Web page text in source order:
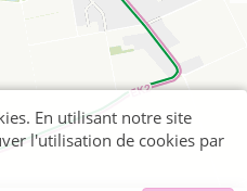
En utilisant notre site
l'utilisation de cookies par